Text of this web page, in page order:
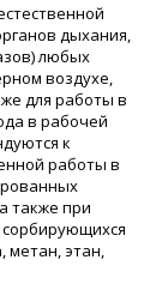
дыхания,
любых
воздухе,
для работы в
в рабочей
к
работы в
также при
метан, этан,